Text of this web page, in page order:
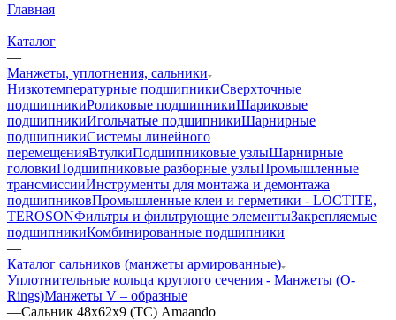
Главная
—
Каталог
—
Манжеты, уплотнения, сальники
Низкотемпературные подшипникиСверхточные
подшипникиРоликовые подшипникиШариковые
подшипникиИгольчатые подшипникиШарнирные
подшипникиСистемы линейного
перемещенияВтулкиПодшипниковые узлыШарнирные
головкиПодшипниковые разборные узлыПромышленные
трансмиссииИнструменты для монтажа и демонтажа
подшипниковПромышленные клеи и герметики - LOCTITE,
TEROSONФильтры и фильтрующие элементыЗакрепляемые
подшипникиКомбинированные подшипники
—
Каталог сальников (манжеты армированные)
Уплотнительные кольца круглого сечения - Манжеты (O-
Rings)Манжеты V – образные
—Сальник 48х62х9 (TC) Amaando